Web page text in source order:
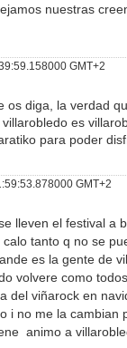
nuestras
GMT+2
os diga, la verdad
es
para poder
GMT+2
lleven el festival a
tanto q no se
es la gente de
volvere como
del viñarock en
i no me la cambian
animo a